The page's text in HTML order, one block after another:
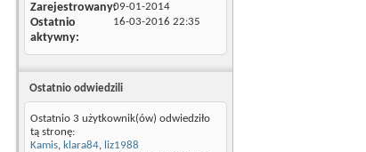
Zarejestrowany09-01-2014
Ostatnio
aktywny
16-03-2016 22:35
Ostatnio odwiedzili
Ostatnio 3 użytkownik(ów) odwiedziło
tą stronę:
Kamis, klara84, liz1988